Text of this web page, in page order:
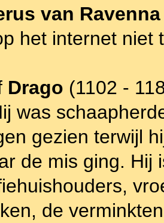
van Ravenna
het internet niet
Drago (1102 -
was
gezien terwijl
de mis ging.
de